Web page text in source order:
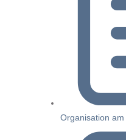
Organisation